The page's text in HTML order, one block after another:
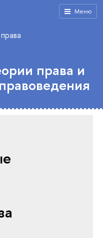
Меню
права и